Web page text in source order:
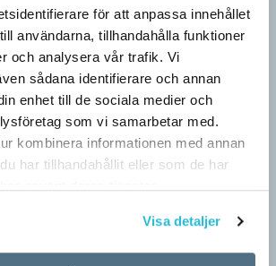
för att anpassa innehållet
användarna, tillhandahålla funktioner
och analysera vår trafik. Vi
sådana identifierare och annan
enhet till de sociala medier och
som vi samarbetar med.
kombinera informationen med annan
har tillhandahållit eller som de har
Visa detaljer
orden från SAOL? (Kviss
tolv svenska orden betyder? Dom rätta
Svenska Akademiens ordlista.